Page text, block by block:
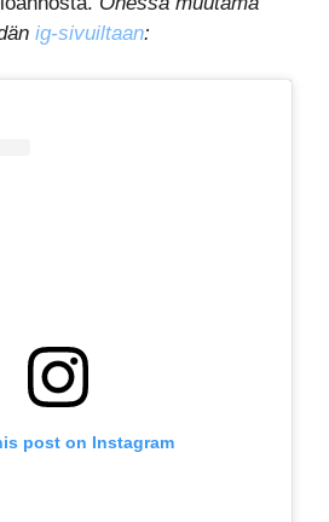
ig-sivuiltaan:
post on Instagram